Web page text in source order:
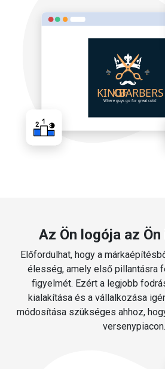
Az Ön logója az
Előfordulhat, hogy a
élesség, amely első pillantásra
figyelmét. Ezért a legjobb
kialakítása és a vállalkozása
módosítása szükséges ahhoz,
versenypiacon.